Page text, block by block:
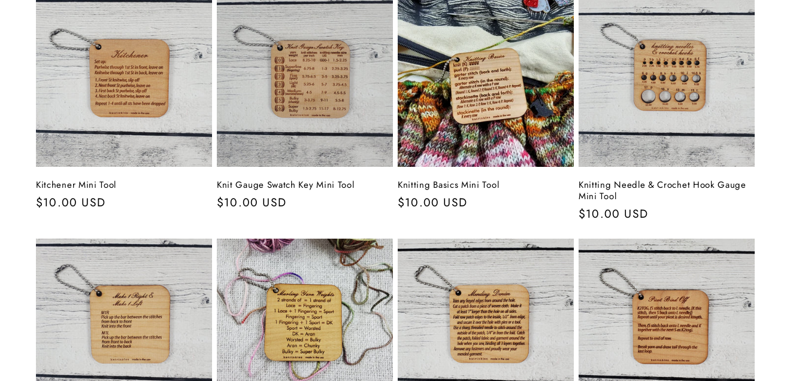
Kitchener Mini Tool
Normaler
$10.00 USD
Knit Gauge Swatch Key Mini Tool
Normaler
$10.00 USD
Knitting Basics Mini Tool
Normaler
$10.00 USD
Knitting Needle & Crochet Hook Gauge
Mini Tool
Normaler
$10.00 USD